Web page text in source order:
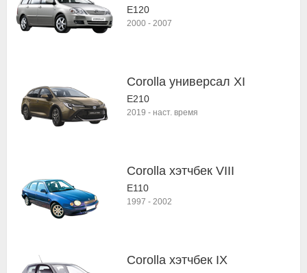
E120
2000 - 2007
Corolla универсал XI
E210
2019 - наст. время
Corolla хэтчбек VIII
E110
1997 - 2002
Corolla хэтчбек IX